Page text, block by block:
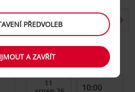
vrácení
DATUM DO
PŘEDVOLEB
A ZAVŘÍT